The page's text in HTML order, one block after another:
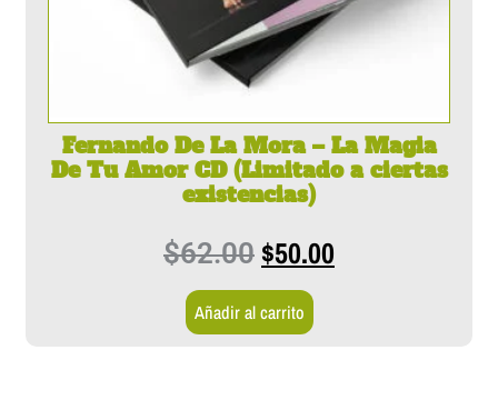
Fernando De La Mora – La Magia
De Tu Amor CD (Limitado a ciertas
existencias)
$62.00 $50.00
Añadir al carrito